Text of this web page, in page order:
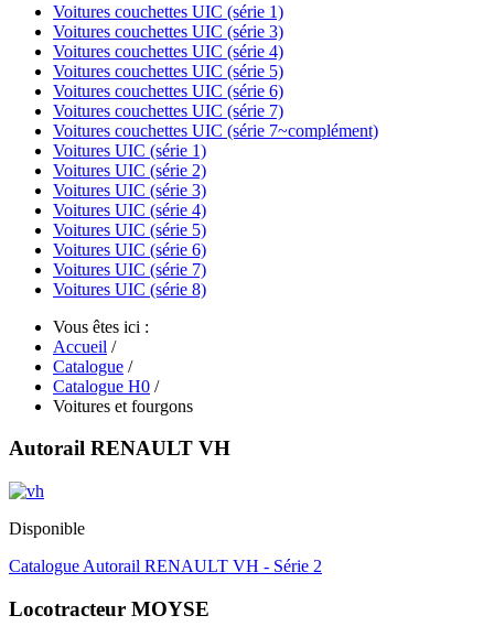
Voitures couchettes UIC (série 1)
Voitures couchettes UIC (série 3)
Voitures couchettes UIC (série 4)
Voitures couchettes UIC (série 5)
Voitures couchettes UIC (série 6)
Voitures couchettes UIC (série 7)
Voitures couchettes UIC (série 7~complément)
Voitures UIC (série 1)
Voitures UIC (série 2)
Voitures UIC (série 3)
Voitures UIC (série 4)
Voitures UIC (série 5)
Voitures UIC (série 6)
Voitures UIC (série 7)
Voitures UIC (série 8)
Vous êtes ici :
Accueil /
Catalogue /
Catalogue H0 /
Voitures et fourgons
Autorail RENAULT VH
Disponible
Catalogue Autorail RENAULT VH - Série 2
Locotracteur MOYSE